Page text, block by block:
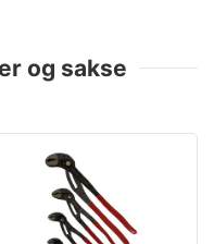
og sakse